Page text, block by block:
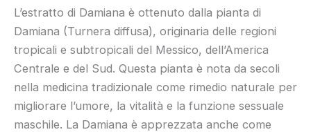
L’estratto di Damiana è ottenuto dalla pianta di
Damiana (Turnera diffusa), originaria delle regioni
tropicali e subtropicali del Messico, dell’America
Centrale e del Sud. Questa pianta è nota da secoli
nella medicina tradizionale come rimedio naturale per
migliorare l’umore, la vitalità e la funzione sessuale
maschile. La Damiana è apprezzata anche come